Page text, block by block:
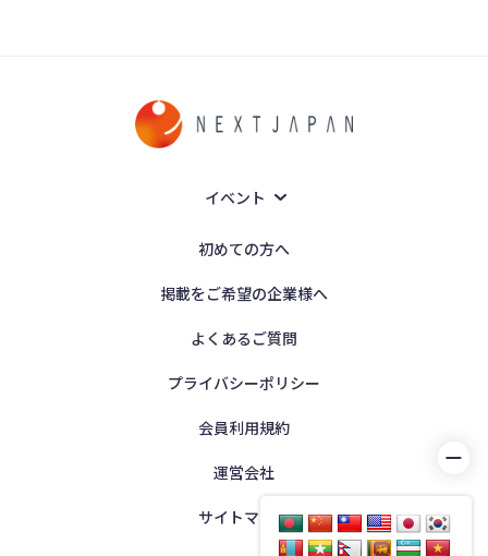
イベント
初めての方へ
掲載をご希望の企業様へ
よくあるご質問
プライバシーポリシー
会員利用規約
運営会社
サイトマップ